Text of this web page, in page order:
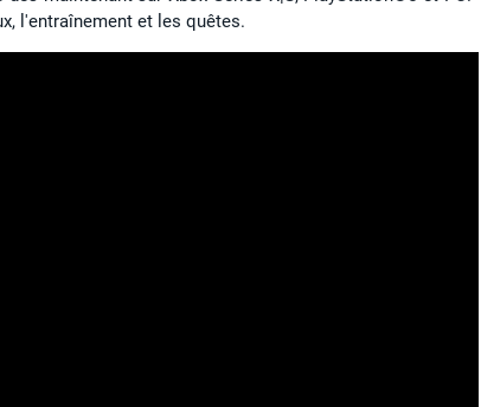
l'entraînement et les quêtes.